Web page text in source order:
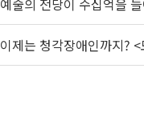
예술의 전당이 수십억을
이제는 청각장애인까지?